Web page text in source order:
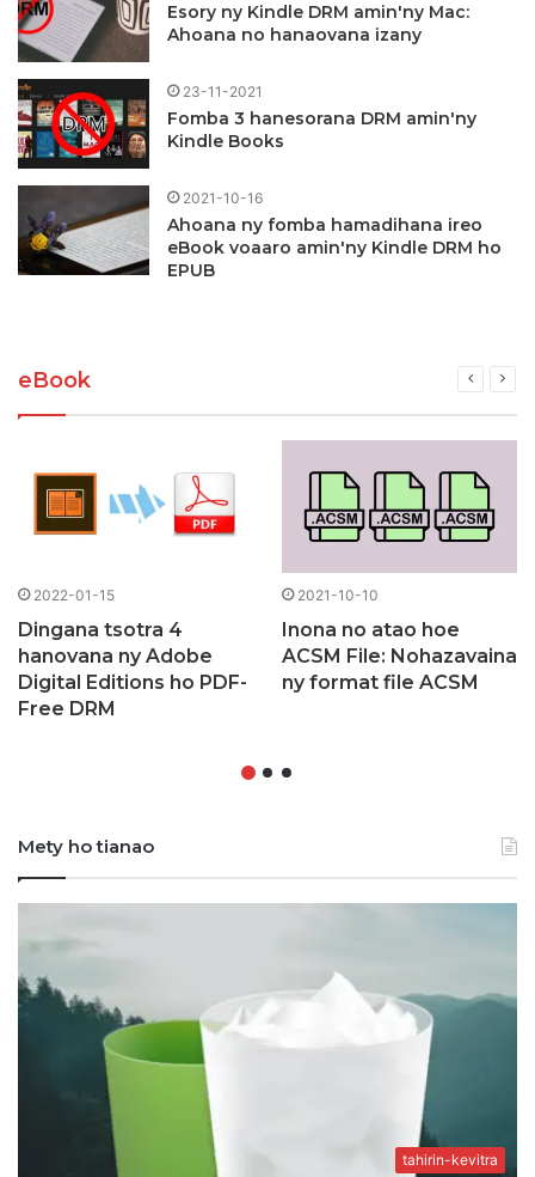
Esory ny Kindle DRM amin'ny Mac:
Ahoana no hanaovana izany
23-11-2021
Fomba 3 hanesorana DRM amin'ny
Kindle Books
2021-10-16
Ahoana ny fomba hamadihana ireo
eBook voaaro amin'ny Kindle DRM ho
EPUB
eBook
2022-01-15
Dingana tsotra 4
hanovana ny Adobe
Digital Editions ho PDF-
Free DRM
2021-10-10
Inona no atao hoe
ACSM File: Nohazavaina
ny format file ACSM
Mety ho tianao
tahirin-kevitra